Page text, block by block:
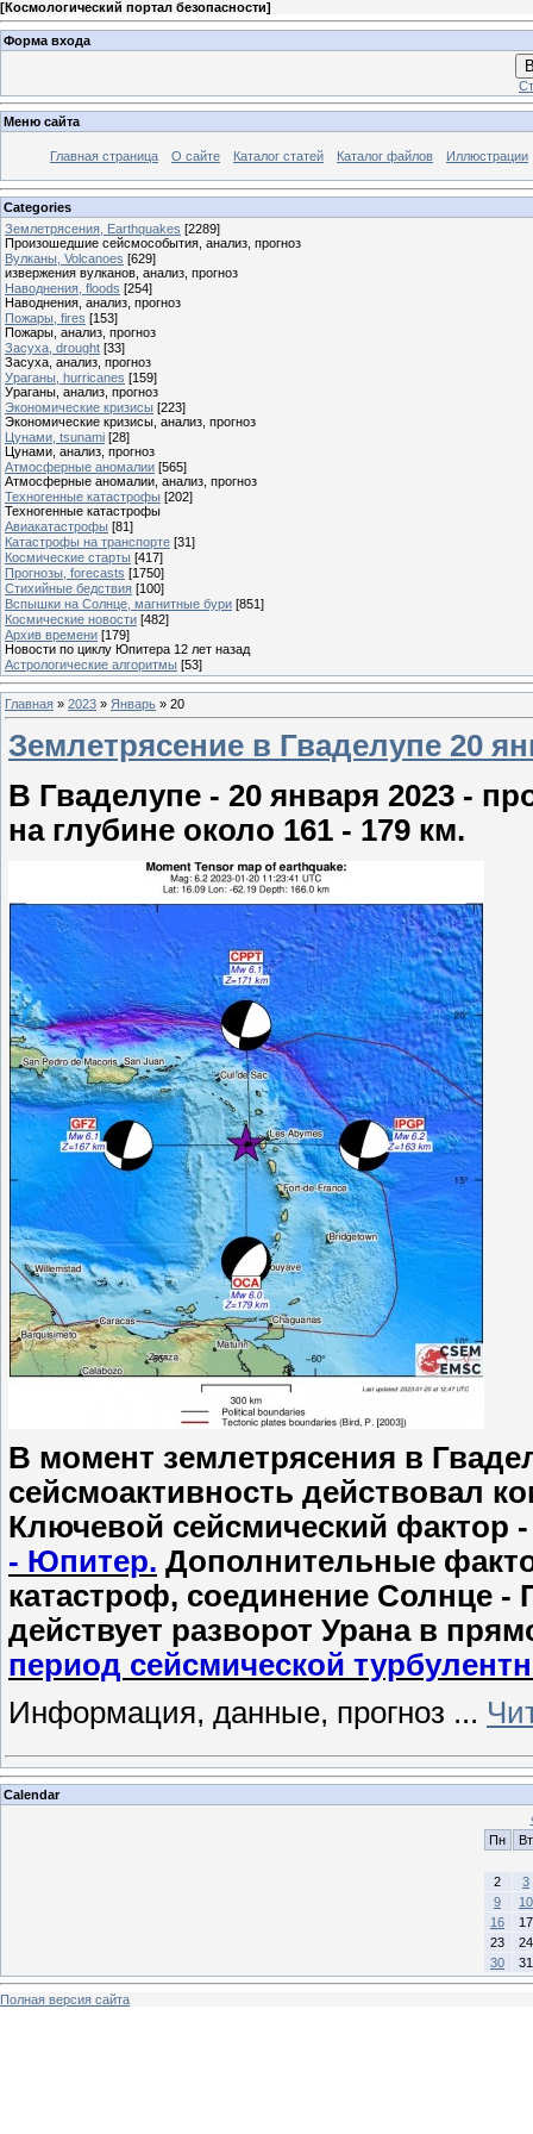
[Космологический портал безопасности]
Форма входа
Меню сайта
Главная страница О сайте Каталог статей Каталог файлов Иллюстрации
Categories
Землетрясения, Earthquakes [2289]
Произошедшие сейсмособытия, анализ, прогноз
Вулканы, Volcanoes [629]
извержения вулканов, анализ, прогноз
Наводнения, floods [254]
Наводнения, анализ, прогноз
Пожары, fires [153]
Пожары, анализ, прогноз
Засуха, drought [33]
Засуха, анализ, прогноз
Ураганы, hurricanes [159]
Ураганы, анализ, прогноз
Экономические кризисы [223]
Экономические кризисы, анализ, прогноз
Цунами, tsunami [28]
Цунами, анализ, прогноз
Атмосферные аномалии [565]
Атмосферные аномалии, анализ, прогноз
Техногенные катастрофы [202]
Техногенные катастрофы
Авиакатастрофы [81]
Катастрофы на транспорте [31]
Космические старты [417]
Прогнозы, forecasts [1750]
Стихийные бедствия [100]
Вспышки на Солнце, магнитные бури [851]
Космические новости [482]
Архив времени [179]
Новости по циклу Юпитера 12 лет назад
Астрологические алгоритмы [53]
Главная » 2023 » Январь » 20
Землетрясение в Гваделупе 20
В Гваделупе - 20 января 2023 -
на глубине около 161 - 179 км.
В момент землетрясения в
сейсмоактивность действовал
Ключевой сейсмический фактор
- Юпитер. Дополнительные
катастроф, соединение Солнце -
действует разворот Урана в
период сейсмической
Информация, данные, прогноз ...
Calendar
Пн
Вт
2
3
9
10
16
17
23
24
30
31
Полная версия сайта